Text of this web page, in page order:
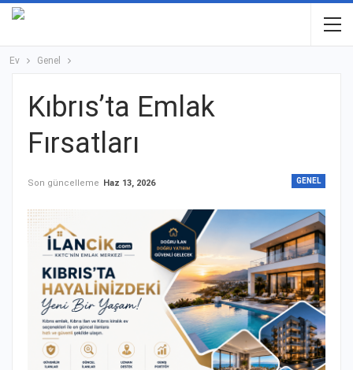
Ev Genel
Kıbrıs’ta Emlak
Fırsatları
GENEL
Son güncelleme Haz 13, 2026